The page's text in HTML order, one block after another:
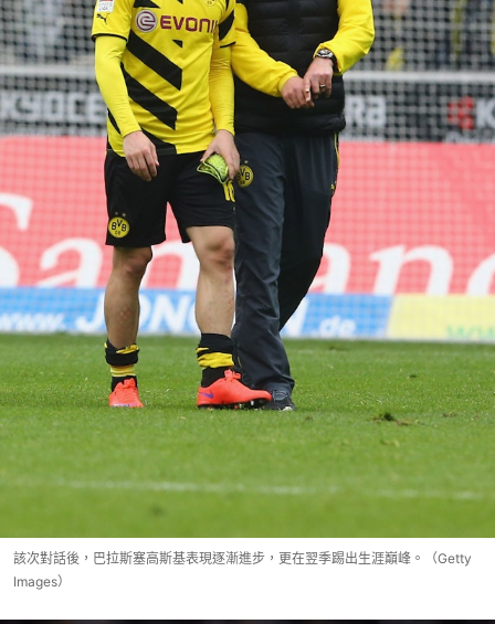
該次對話後，巴拉斯塞高斯基表現逐漸進步，更在翌季踢出生涯巔峰。（Getty
Images）